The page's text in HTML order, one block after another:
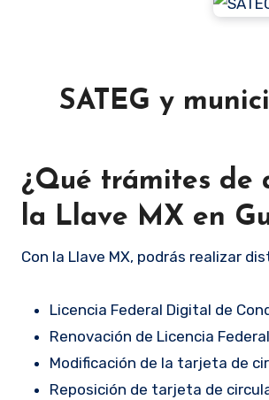
SATEG y
¿Qué trámites de
la Llave MX en
Con la Llave MX, podrás realizar
Licencia Federal Digital de
Renovación de Licencia
Modificación de la tarjeta de
Reposición de tarjeta de